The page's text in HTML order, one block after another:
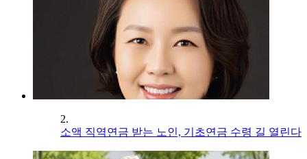
2.
소액 직역연금 받는 노인, 기초연금 수령 길 열린다